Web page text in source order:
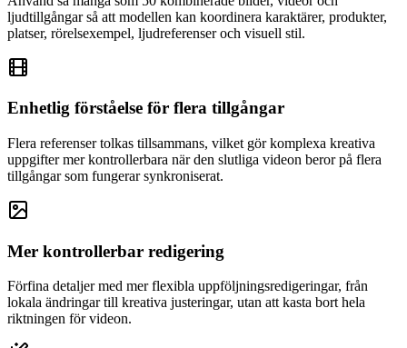
ljudtillgångar så att modellen kan koordinera karaktärer, produkter,
platser, rörelsexempel, ljudreferenser och visuell stil.
Enhetlig förståelse för flera tillgångar
Flera referenser tolkas tillsammans, vilket gör komplexa kreativa
uppgifter mer kontrollerbara när den slutliga videon beror på flera
tillgångar som fungerar synkroniserat.
Mer kontrollerbar redigering
Förfina detaljer med mer flexibla uppföljningsredigeringar, från
lokala ändringar till kreativa justeringar, utan att kasta bort hela
riktningen för videon.